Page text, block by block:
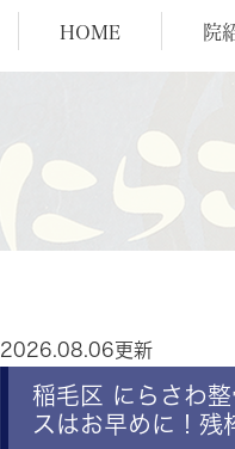
HOME 院
2026.08.06更新
稲毛区 にらさわ
スはお早めに！残